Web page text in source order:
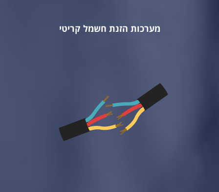
מערכות הזנת חשמל קריטי